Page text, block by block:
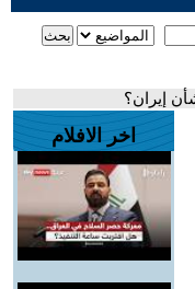
إيران؟
اخر الافلام